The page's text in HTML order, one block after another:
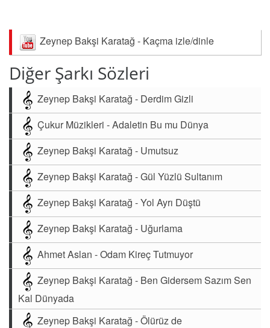
Zeynep Bakşi Karatağ - Kaçma izle/dinle
Diğer Şarkı Sözleri
Zeynep Bakşi Karatağ - Derdim Gizli
Çukur Müzikleri - Adaletin Bu mu Dünya
Zeynep Bakşi Karatağ - Umutsuz
Zeynep Bakşi Karatağ - Gül Yüzlü Sultanım
Zeynep Bakşi Karatağ - Yol Ayrı Düştü
Zeynep Bakşi Karatağ - Uğurlama
Ahmet Aslan - Odam Kireç Tutmuyor
Zeynep Bakşi Karatağ - Ben Gidersem Sazım Sen
Kal Dünyada
Zeynep Bakşi Karatağ - Ölürüz de